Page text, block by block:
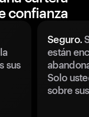
confianza
sus
Seguro.
están
Solo
sobre